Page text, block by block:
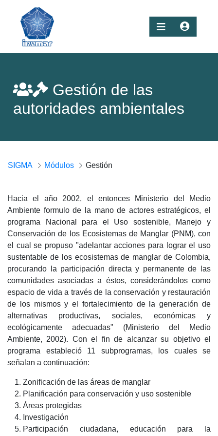
Gestión de las
autoridades ambientales
SIGMA Módulos Gestión
Hacia el año 2002, el entonces Ministerio del Medio
Ambiente formulo de la mano de actores estratégicos, el
programa Nacional para el Uso sostenible, Manejo y
Conservación de los Ecosistemas de Manglar (PNM), con
el cual se propuso "adelantar acciones para lograr el uso
sustentable de los ecosistemas de manglar de Colombia,
procurando la participación directa y permanente de las
comunidades asociadas a éstos, considerándolos como
espacio de vida a través de la conservación y restauración
de los mismos y el fortalecimiento de la generación de
alternativas productivas, sociales, económicas y
ecológicamente adecuadas" (Ministerio del Medio
Ambiente, 2002). Con el fin de alcanzar su objetivo el
programa estableció 11 subprogramas, los cuales se
señalan a continuación:
Zonificación de las áreas de manglar
Planificación para conservación y uso sostenible
Áreas protegidas
Investigación
Participación ciudadana, educación para la